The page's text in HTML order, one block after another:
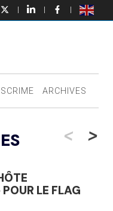
| | |
ARCHIVES
<
LE FLAG
>